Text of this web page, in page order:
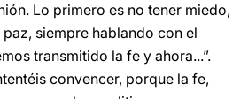
Lo primero es no tener miedo,
siempre hablando con el
transmitido la fe y ahora...”.
convencer, porque la fe,